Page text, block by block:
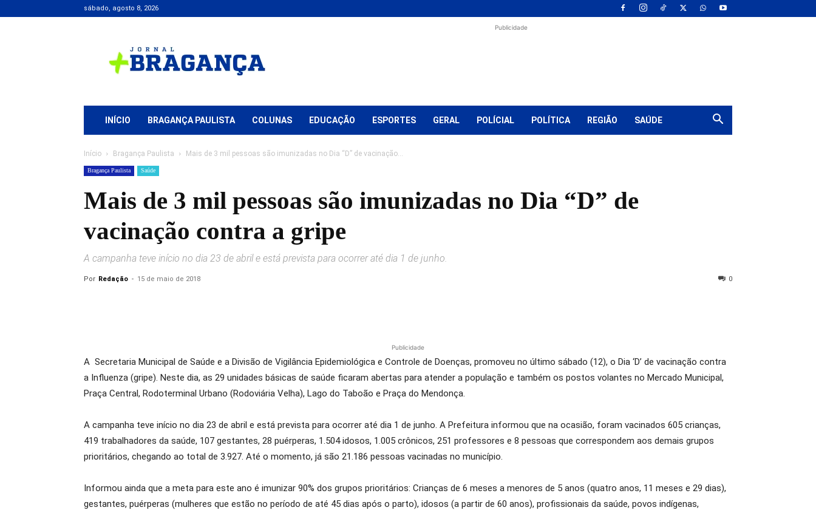
sábado, agosto 8, 2026
+
Bragança
Publicidade
INÍCIO BRAGANÇA PAULISTA COLUNAS EDUCAÇÃO ESPORTES GERAL POLÍCIAL POLÍTICA REGIÃO SAÚDE
Início Bragança Paulista Mais de 3 mil pessoas são imunizadas no Dia “D” de vacinação...
Bragança Paulista Saúde
Mais de 3 mil pessoas são imunizadas no Dia “D” de
vacinação contra a gripe
A campanha teve início no dia 23 de abril e está prevista para ocorrer até dia 1 de junho.
Por Redação - 15 de maio de 2018 0
Publicidade
A Secretaria Municipal de Saúde e a Divisão de Vigilância Epidemiológica e Controle de Doenças, promoveu no último sábado (12), o Dia ‘D’ de vacinação contra
a Influenza (gripe). Neste dia, as 29 unidades básicas de saúde ficaram abertas para atender a população e também os postos volantes no Mercado Municipal,
Praça Central, Rodoterminal Urbano (Rodoviária Velha), Lago do Taboão e Praça do Mendonça.
A campanha teve início no dia 23 de abril e está prevista para ocorrer até dia 1 de junho. A Prefeitura informou que na ocasião, foram vacinados 605 crianças,
419 trabalhadores da saúde, 107 gestantes, 28 puérperas, 1.504 idosos, 1.005 crônicos, 251 professores e 8 pessoas que correspondem aos demais grupos
prioritários, chegando ao total de 3.927. Até o momento, já são 21.186 pessoas vacinadas no município.
Informou ainda que a meta para este ano é imunizar 90% dos grupos prioritários: Crianças de 6 meses a menores de 5 anos (quatro anos, 11 meses e 29 dias),
gestantes, puérperas (mulheres que estão no período de até 45 dias após o parto), idosos (a partir de 60 anos), profissionais da saúde, povos indígenas,